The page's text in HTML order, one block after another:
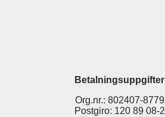
Betalningsuppgifter
Org.nr.: 802407-8779
Postgiro: 120 89 08-2